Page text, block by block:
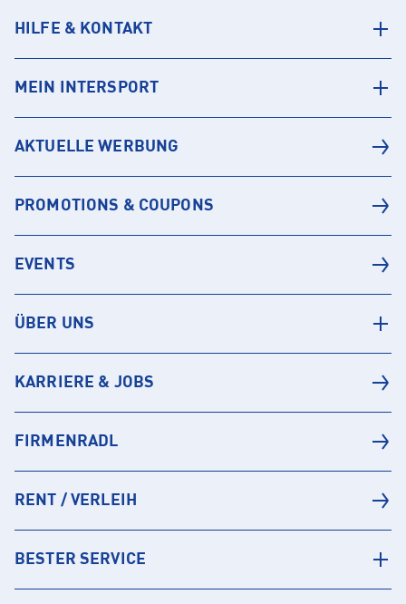
HILFE & KONTAKT
MEIN INTERSPORT
AKTUELLE WERBUNG
PROMOTIONS & COUPONS
EVENTS
ÜBER UNS
KARRIERE & JOBS
FIRMENRADL
RENT / VERLEIH
BESTER SERVICE